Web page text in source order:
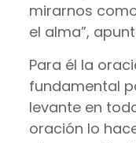
mirarnos
el alma”,
Para él la
fundamental
levante en
oración lo